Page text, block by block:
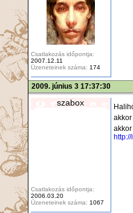
Csatlakozás időpontja:
2007.12.11
Üzeneteinek száma: 174
2009. június 3 17:37:30
szabox
Csatlakozás időpontja:
2006.03.20
Üzeneteinek száma: 1067